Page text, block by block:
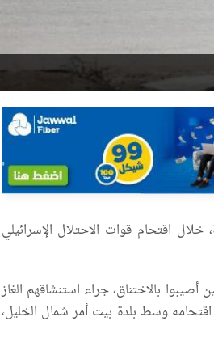
اقتحام قوات الاحتلال الإسرائيلي
بالاختناق، جراء استنشاقهم الغاز
وسط بلدة بيت أمر شمال الخليل،